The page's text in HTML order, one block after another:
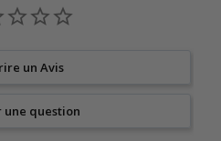
un Avis
une question